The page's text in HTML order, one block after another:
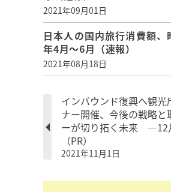
2021年09月01日
日本人の国内旅行消費額
年4月～6月（速報）
2021年08月18日
インバウンド復興へ観
ナー開催、今後の戦略
ーが切り拓く未来 ―12
（PR）
2021年11月1日